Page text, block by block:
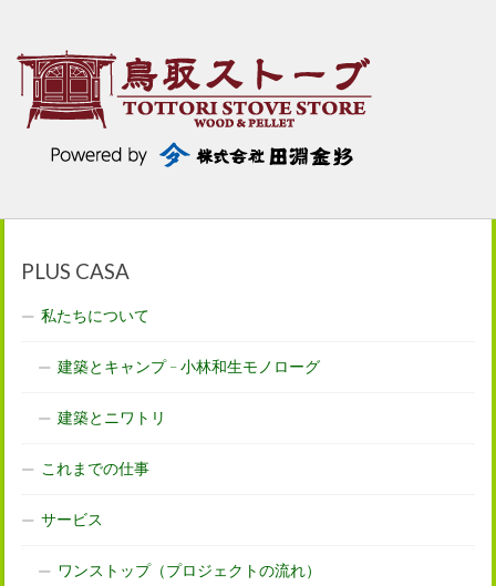
PLUS CASA
私たちについて
建築とキャンプ – 小林和生モノローグ
建築とニワトリ
これまでの仕事
サービス
ワンストップ（プロジェクトの流れ）